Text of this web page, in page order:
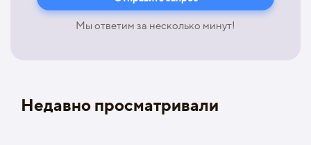
Мы ответим за несколько минут!
Недавно просматривали